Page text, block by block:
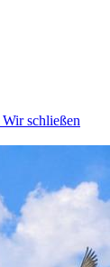
Wir schließen